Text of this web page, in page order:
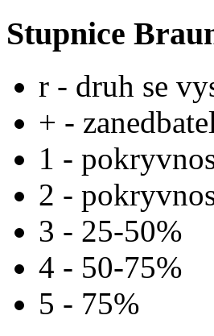
Stupnice
r - druh se
+ -
1 -
2 -
3 - 25-50%
4 - 50-75%
5 - 75%